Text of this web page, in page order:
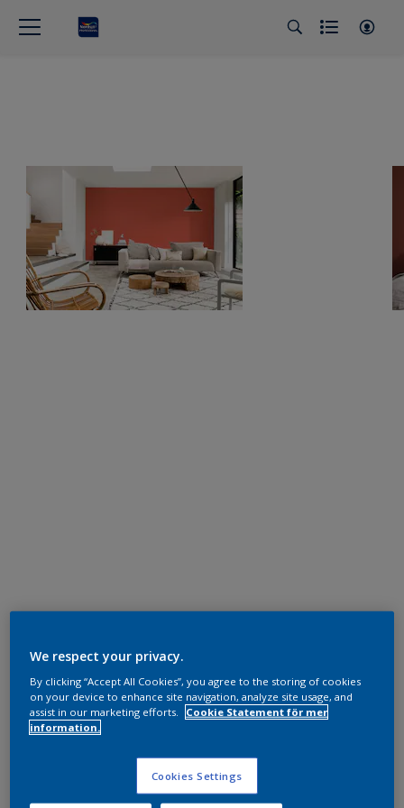
We respect your privacy.
By clicking “Accept All Cookies”, you agree to the storing of cookies
on your device to enhance site navigation, analyze site usage, and
assist in our marketing efforts.
Cookie Statement för mer
information.
Cookies Settings